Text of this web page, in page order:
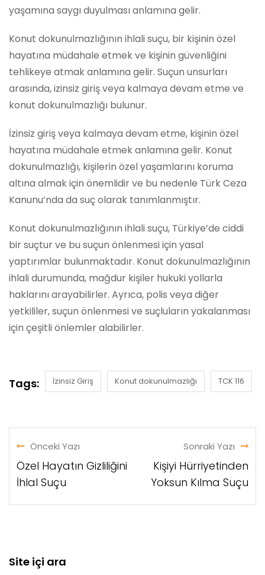
yaşamına saygı duyulması anlamına gelir.
Konut dokunulmazlığının ihlali suçu, bir kişinin özel
hayatına müdahale etmek ve kişinin güvenliğini
tehlikeye atmak anlamına gelir. Suçun unsurları
arasında, izinsiz giriş veya kalmaya devam etme ve
konut dokunulmazlığı bulunur.
İzinsiz giriş veya kalmaya devam etme, kişinin özel
hayatına müdahale etmek anlamına gelir. Konut
dokunulmazlığı, kişilerin özel yaşamlarını koruma
altına almak için önemlidir ve bu nedenle Türk Ceza
Kanunu’nda da suç olarak tanımlanmıştır.
Konut dokunulmazlığının ihlali suçu, Türkiye’de ciddi
bir suçtur ve bu suçun önlenmesi için yasal
yaptırımlar bulunmaktadır. Konut dokunulmazlığının
ihlali durumunda, mağdur kişiler hukuki yollarla
haklarını arayabilirler. Ayrıca, polis veya diğer
yetkililer, suçun önlenmesi ve suçluların yakalanması
için çeşitli önlemler alabilirler.
Tags: İzinsiz Giriş Konut dokunulmazlığı TCK 116
Önceki Yazı
Özel Hayatın Gizliliğini
İhlal Suçu
Sonraki Yazı
Kişiyi Hürriyetinden
Yoksun Kılma Suçu
Site içi ara